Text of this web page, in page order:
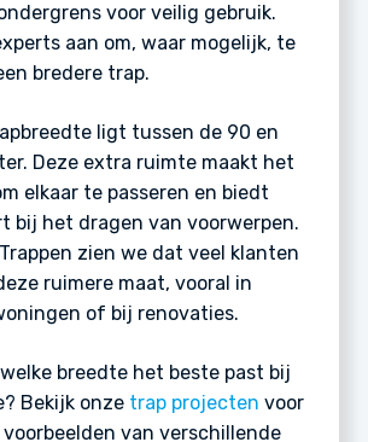
voor veilig gebruik.
aan om, waar mogelijk, te
bredere trap.
ligt tussen de 90 en
Deze extra ruimte maakt het
elkaar te passeren en biedt
bij het dragen van voorwerpen.
zien we dat veel klanten
ruimere maat, vooral in
of bij renovaties.
breedte het beste past bij
Bekijk onze trap projecten voor
van verschillende